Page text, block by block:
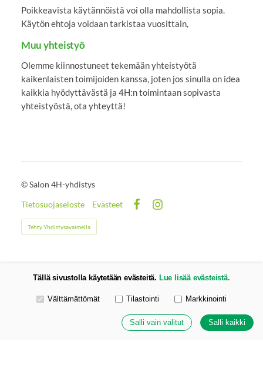
Poikkeavista käytännöistä voi olla mahdollista sopia.
Käytön ehtoja voidaan tarkistaa vuosittain,
Muu yhteistyö
Olemme kiinnostuneet tekemään yhteistyötä
kaikenlaisten toimijoiden kanssa, joten jos sinulla on idea
kaikkia hyödyttävästä ja 4H:n toimintaan sopivasta
yhteistyöstä, ota yhteyttä!
©Salon 4H-yhdistys
Tietosuojaseloste
Evästeet
Tehty Yhdistysavaimella
Tällä sivustolla käytetään evästeitä. Lue lisää evästeistä.
Valitse käytettävät evästeet
Välttämättömät Tilastointi Markkinointi
Salli vain valitut Salli kaikki